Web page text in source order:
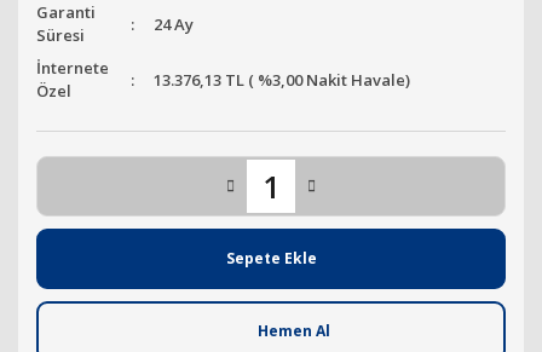
Garanti
Süresi
24 Ay
İnternete
Özel
13.376,13 TL ( %3,00 Nakit Havale)
Sepete Ekle
Hemen Al